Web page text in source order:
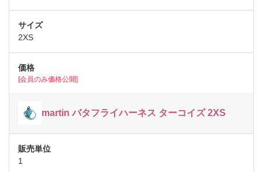
2XS
[会員のみ価格公開]
martin バタフライハーネス ターコイズ 2XS
1